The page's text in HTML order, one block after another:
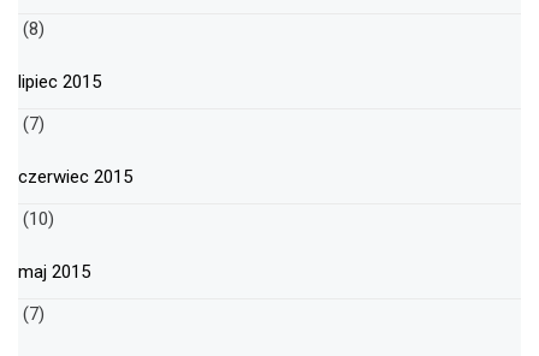
(8)
lipiec 2015
(7)
czerwiec 2015
(10)
maj 2015
(7)